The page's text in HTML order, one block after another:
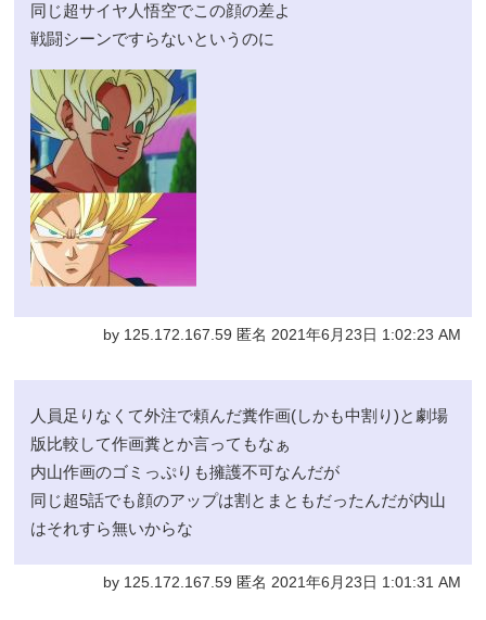
同じ超サイヤ人悟空でこの顔の差よ
戦闘シーンですらないというのに
by 125.172.167.59 匿名 2021年6月23日 1:02:23 AM
人員足りなくて外注で頼んだ糞作画(しかも中割り)と劇場
版比較して作画糞とか言ってもなぁ
内山作画のゴミっぷりも擁護不可なんだが
同じ超5話でも顔のアップは割とまともだったんだが内山
はそれすら無いからな
by 125.172.167.59 匿名 2021年6月23日 1:01:31 AM